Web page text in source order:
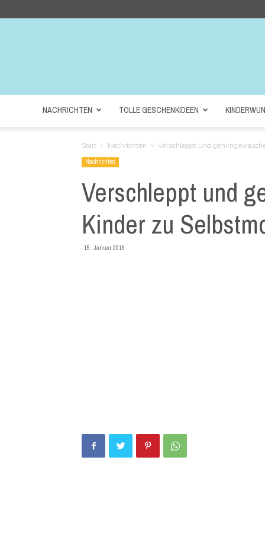
NACHRICHTEN TOLLE GESCHENKIDEEN
Start Nachrichten Verschleppt und
Nachrichten
Verschleppt und
Kinder zu
15. Januar 2016